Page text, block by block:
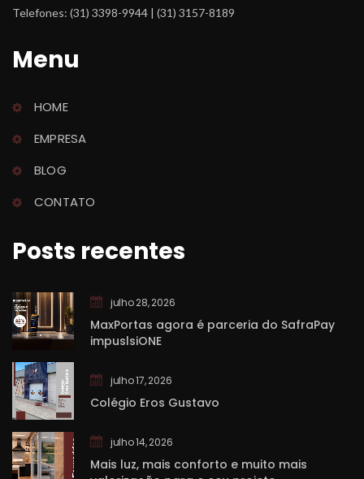
Telefones: (31) 3398-9944 | (31) 3157-8189
Menu
HOME
EMPRESA
BLOG
CONTATO
Posts recente
julho 28, 2026
MaxPortas agora é parceria do SafraPay
impuslsiONE
julho 17, 2026
Colégio Eros Gustavo
julho 14, 2026
Mais luz, mais conforto e muito mais